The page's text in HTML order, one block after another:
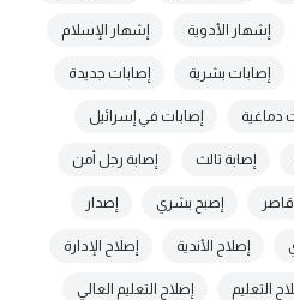
إشهار الأدوية إشهار الإسلام
إصابات بشرية إصابات جديدة
دماغية إصابات في إسرائيل
إصابة ثالث إصابة رجل أمن
قاصر إصبح بشري إصدار
إصلاح الأندية إصلاح الإدارة
التعليم إصلاح التعليم العالي